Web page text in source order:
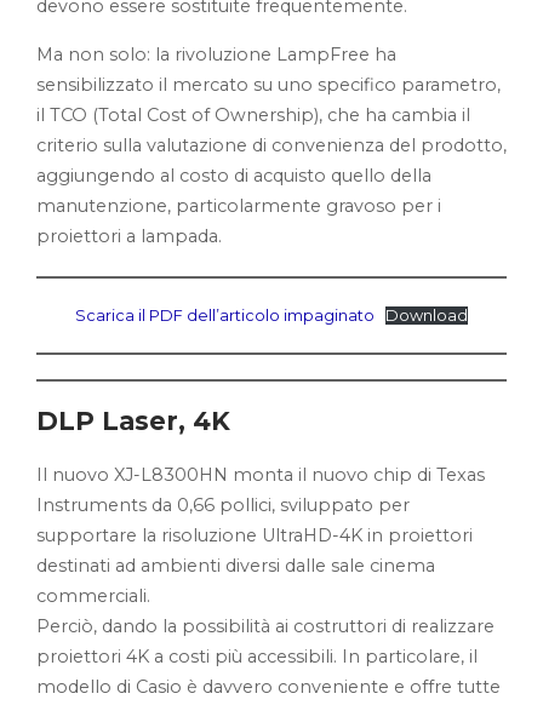
devono essere sostituite frequentemente.
Ma non solo: la rivoluzione LampFree ha
sensibilizzato il mercato su uno specifico parametro,
il TCO (Total Cost of Ownership), che ha cambia il
criterio sulla valutazione di convenienza del prodotto,
aggiungendo al costo di acquisto quello della
manutenzione, particolarmente gravoso per i
proiettori a lampada.
Scarica il PDF dell’articolo impaginato Download
DLP Laser, 4K
Il nuovo XJ-L8300HN monta il nuovo chip di Texas
Instruments da 0,66 pollici, sviluppato per
supportare la risoluzione UltraHD-4K in proiettori
destinati ad ambienti diversi dalle sale cinema
commerciali.
Perciò, dando la possibilità ai costruttori di realizzare
proiettori 4K a costi più accessibili. In particolare, il
modello di Casio è davvero conveniente e offre tutte